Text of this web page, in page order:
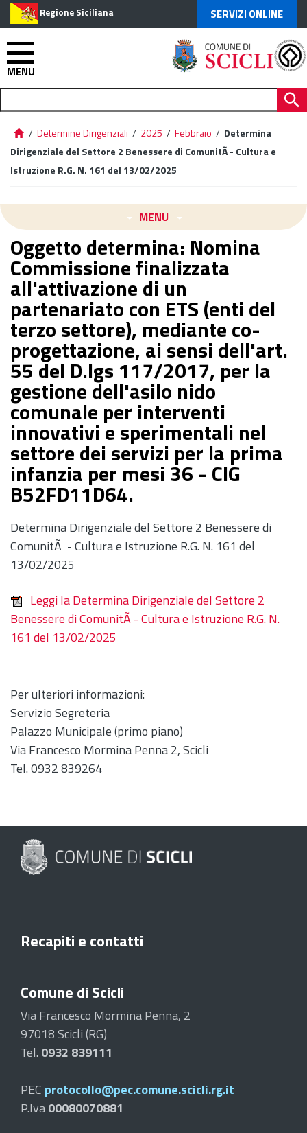
Regione Siciliana SERVIZI ONLINE
MENU
/ Determine Dirigenziali / 2025 / Febbraio / Determina
Dirigenziale del Settore 2 Benessere di ComunitÃ - Cultura e
Istruzione R.G. N. 161 del 13/02/2025
MENU
Oggetto determina: Nomina
Commissione finalizzata
all'attivazione di un
partenariato con ETS (enti del
terzo settore), mediante co-
progettazione, ai sensi dell'art.
55 del D.lgs 117/2017, per la
gestione dell'asilo nido
comunale per interventi
innovativi e sperimentali nel
settore dei servizi per la prima
infanzia per mesi 36 - CIG
B52FD11D64.
Determina Dirigenziale del Settore 2 Benessere di
ComunitÃ - Cultura e Istruzione R.G. N. 161 del
13/02/2025
Leggi la Determina Dirigenziale del Settore 2
Benessere di ComunitÃ - Cultura e Istruzione R.G. N.
161 del 13/02/2025
Per ulteriori informazioni:
Servizio Segreteria
Palazzo Municipale (primo piano)
Via Francesco Mormina Penna 2, Scicli
Tel. 0932 839264
Recapiti e contatti
Comune di Scicli
Via Francesco Mormina Penna, 2
97018 Scicli (RG)
Tel. 0932 839111
PEC protocollo@pec.comune.scicli.rg.it
P.Iva00080070881